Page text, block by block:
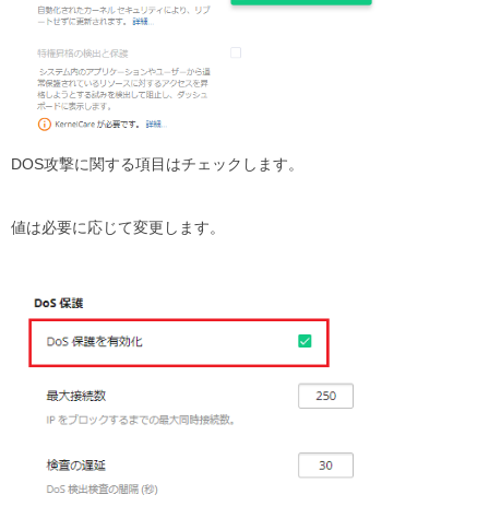
DOS攻撃に関する項目はチェックします。
値は必要に応じて変更します。